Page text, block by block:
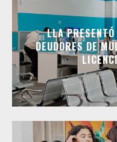
LLA
DEUDORES DE